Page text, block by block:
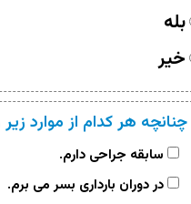
بله
خیر
چنانچه هر کدام از موارد زیر
سابقه جراحی دارم.
در دوران بارداری بسر می برم.